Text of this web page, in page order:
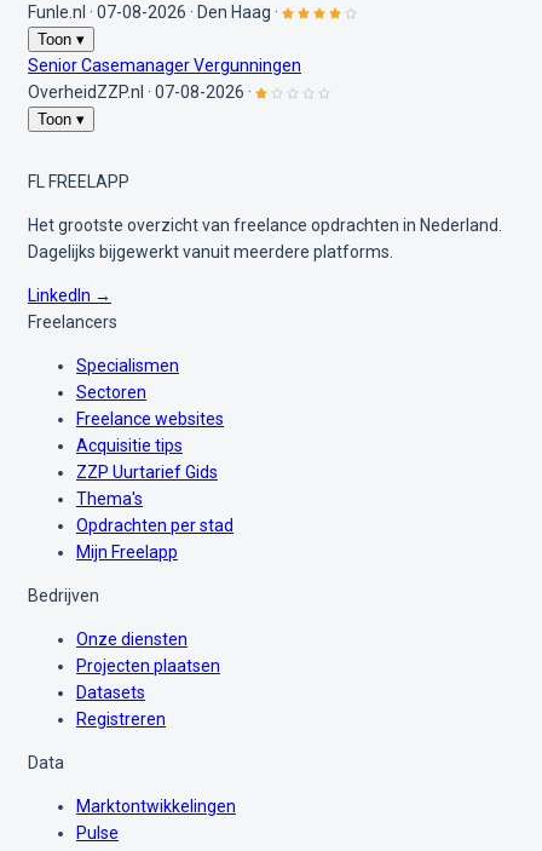
Funle.nl · 07-08-2026 · Den Haag ·
Toon ▾
Senior Casemanager Vergunningen
OverheidZZP.nl · 07-08-2026 ·
Toon ▾
FL FREELAPP
Het grootste overzicht van freelance opdrachten in Nederland.
Dagelijks bijgewerkt vanuit meerdere platforms.
LinkedIn →
Freelancers
Specialismen
Sectoren
Freelance websites
Acquisitie tips
ZZP Uurtarief Gids
Thema's
Opdrachten per stad
Mijn Freelapp
Bedrijven
Onze diensten
Projecten plaatsen
Datasets
Registreren
Data
Marktontwikkelingen
Pulse